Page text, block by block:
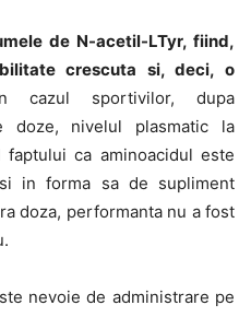
de N-acetil-LTyr, fiind,
crescuta si, deci, o
cazul sportivilor, dupa
doze, nivelul plasmatic la
ca aminoacidul este
in forma sa de supliment
doza, performanta nu a fost
nevoie de administrare pe